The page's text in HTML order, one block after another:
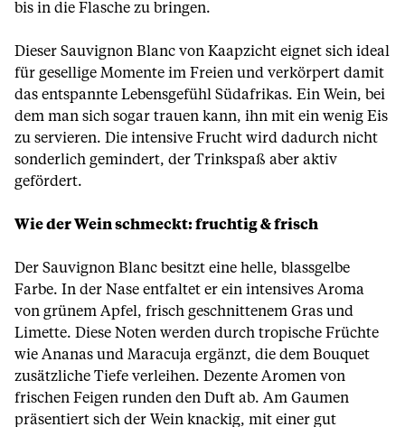
bis in die Flasche zu bringen.
Dieser Sauvignon Blanc von Kaapzicht eignet sich ideal
für gesellige Momente im Freien und verkörpert damit
das entspannte Lebensgefühl Südafrikas. Ein Wein, bei
dem man sich sogar trauen kann, ihn mit ein wenig Eis
zu servieren. Die intensive Frucht wird dadurch nicht
sonderlich gemindert, der Trinkspaß aber aktiv
gefördert.
Wie der Wein schmeckt: fruchtig & frisch
Der Sauvignon Blanc besitzt eine helle, blassgelbe
Farbe. In der Nase entfaltet er ein intensives Aroma
von grünem Apfel, frisch geschnittenem Gras und
Limette. Diese Noten werden durch tropische Früchte
wie Ananas und Maracuja ergänzt, die dem Bouquet
zusätzliche Tiefe verleihen. Dezente Aromen von
frischen Feigen runden den Duft ab. Am Gaumen
präsentiert sich der Wein knackig, mit einer gut